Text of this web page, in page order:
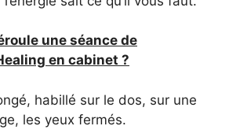
une séance de
en cabinet ?
habillé sur le dos, sur une
les yeux fermés.